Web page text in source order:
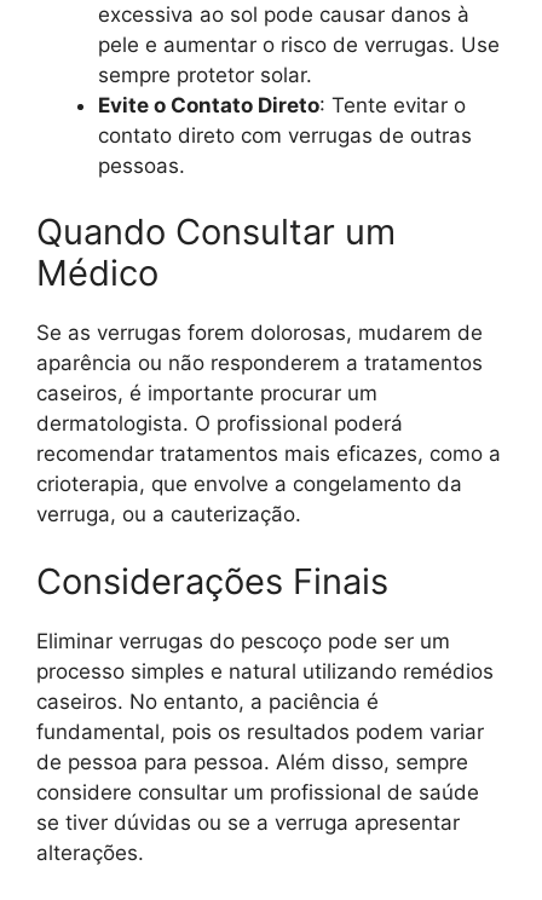
excessiva ao sol pode causar danos à
pele e aumentar o risco de verrugas. Use
sempre protetor solar.
Evite o Contato Direto: Tente evitar o
contato direto com verrugas de outras
pessoas.
Quando Consultar um
Médico
Se as verrugas forem dolorosas, mudarem de
aparência ou não responderem a tratamentos
caseiros, é importante procurar um
dermatologista. O profissional poderá
recomendar tratamentos mais eficazes, como a
crioterapia, que envolve a congelamento da
verruga, ou a cauterização.
Considerações Finais
Eliminar verrugas do pescoço pode ser um
processo simples e natural utilizando remédios
caseiros. No entanto, a paciência é
fundamental, pois os resultados podem variar
de pessoa para pessoa. Além disso, sempre
considere consultar um profissional de saúde
se tiver dúvidas ou se a verruga apresentar
alterações.